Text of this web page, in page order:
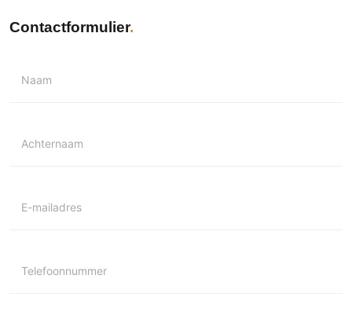
Contactformulier
Naam
Achternaam
E-mailadres
Telefoonnummer